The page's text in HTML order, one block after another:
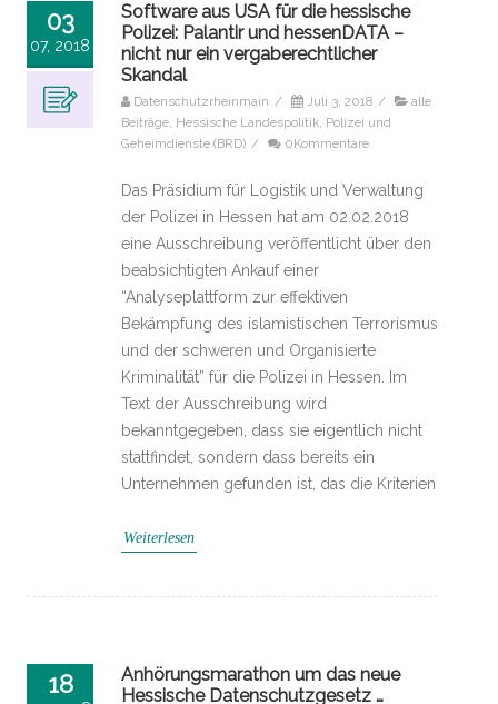
03
07, 2018
Software aus USA für die hessische
Polizei: Palantir und hessenDATA –
nicht nur ein vergaberechtlicher
Skandal
Datenschutzrheinmain / Juli 3, 2018 /
alle
Beiträge, Hessische Landespolitik, Polizei und
Geheimdienste (BRD) / 0Kommentare
Das Präsidium für Logistik und Verwaltung
der Polizei in Hessen hat am 02.02.2018
eine Ausschreibung veröffentlicht über den
beabsichtigten Ankauf einer
“Analyseplattform zur effektiven
Bekämpfung des islamistischen Terrorismus
und der schweren und Organisierte
Kriminalität” für die Polizei in Hessen. Im
Text der Ausschreibung wird
bekanntgegeben, dass sie eigentlich nicht
stattfindet, sondern dass bereits ein
Unternehmen gefunden ist, das die Kriterien
Weiterlesen
18
Anhörungsmarathon um das neue
Hessische Datenschutzgesetz …